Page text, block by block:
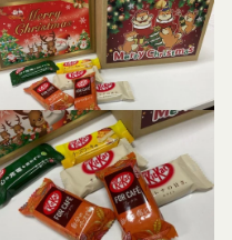
可能です。なお、クッ
場合、当社のサービス
ことがあります。
なアクセスや漏洩等を
維持に努めます。ま
業運営に照らして当社
様から取得したお客様
で消去します。
えるものではない軽微
を省略することができ
サービスの利用を行
更に同意したものとみ
外のサービス又は提携
スについては、各サー
に従ってご利用くださ